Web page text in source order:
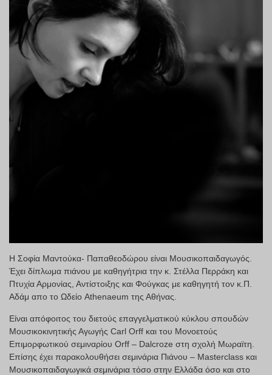
Η Σοφία Μαντούκα- Παπαθεοδώρου είναι Μουσικοπαιδαγωγός.
Έχει δίπλωμα πιάνου με καθηγήτρια την κ. Στέλλα Περράκη και
Πτυχία Αρμονίας, Αντίστοιξης και Φούγκας με καθηγητή τον κ.Π.
Αδάμ απο το Ωδείο Athenaeum της Αθήνας.
Είναι απόφοιτος του διετούς επαγγελματικού κύκλου σπουδών
Μουσικοκινητικής Αγωγής Carl Orff και του Μονοετούς
Επιμορφωτικού σεμιναρίου Orff – Dalcroze στη σχολή Μωραϊτη.
Επίσης έχει παρακολουθήσει σεμινάρια Πιάνου – Masterclass και
Μουσικοπαιδαγωγικά σεμινάρια τόσο στην Ελλάδα όσο και στο